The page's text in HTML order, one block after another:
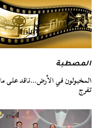
المصطبة
المخبولون في الأرض…ناقد على ما
تفرج